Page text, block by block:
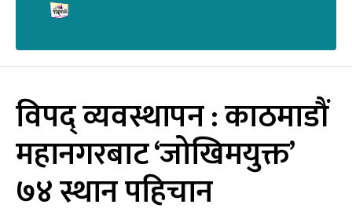
विपद् व्यवस्थापन : काठमाडौं
महानगरबाट ‘जोखिमयुक्त’
७४ स्थान पहिचान